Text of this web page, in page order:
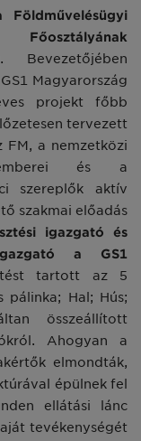
Magyarország
projekt főbb
tervezett
FM, a nemzetközi
és a
szereplők aktív
szakmai előadás
igazgató és
a GS1
tartott az 5
pálinka; Hal; Hús;
összeállított
Ahogyan a
elmondták,
épülnek fel
ellátási lánc
tevékenységét